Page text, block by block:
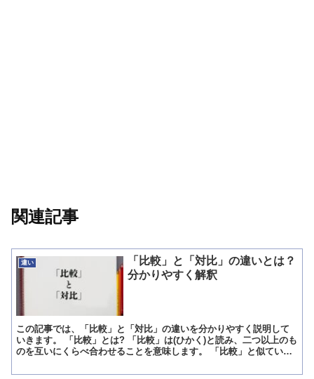
関連記事
違い
「比較」と「対比」の違いとは？
分かりやすく解釈
この記事では、「比較」と「対比」の違いを分かりやすく説明して
いきます。 「比較」とは? 「比較」は(ひかく)と読み、二つ以上のも
のを互いにくらべ合わせることを意味します。 「比較」と似ている